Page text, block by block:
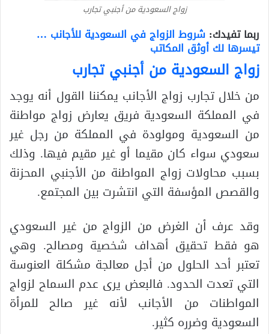
زواج السعودية من أجنبي تجارب
ربما تفيدك: شروط الزواج في السعودية للأجانب …
تيسرها لك أوثق المكاتب
زواج السعودية من أجنبي تجارب
من خلال تجارب زواج الأجانب يمكننا القول أنه يوجد
في المملكة السعودية فريق يعارض زواج مواطنة
من السعودية ومولودة في المملكة من رجل غير
سعودي سواء كان مقيما أو غير مقيم فيها. وذلك
بسبب محاولات زواج المواطنة من الأجنبي المحزنة
والقصص المؤسفة التي انتشرت بين المجتمع.
وقد عرف أن الغرض من الزواج من غير السعودي
هو فقط تحقيق أهداف شخصية ومصالح. وهي
تعتبر أحد الحلول من أجل معالجة مشكلة العنوسة
التي تعدت الحدود. فالبعض يرى عدم السماح لزواج
المواطنات من الأجانب لأنه غير صالح للمرأة
السعودية وضرره كثير.